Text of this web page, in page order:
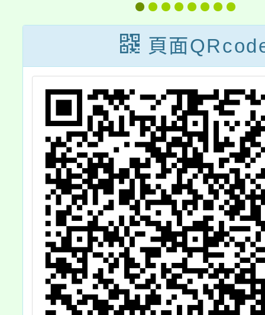
登入meet。
年度
驗營
頁面